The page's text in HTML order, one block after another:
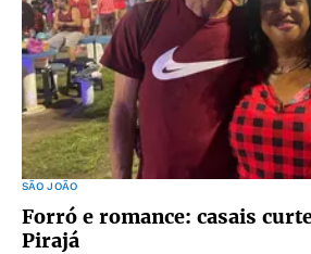
SÃO JOÃO
Forró e romance: casais
Pirajá